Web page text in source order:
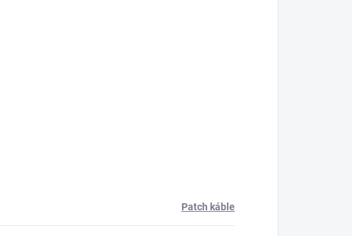
Patch káble